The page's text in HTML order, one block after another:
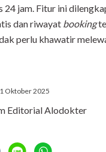
24 jam. Fitur ini
dan riwayat booking
perlu khawatir
Oktober 2025